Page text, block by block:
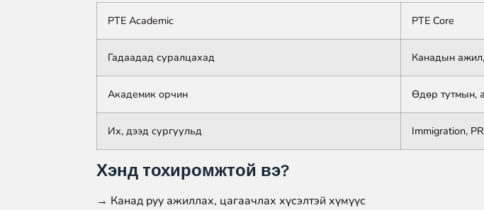
PTE Academic PTE Core
Гадаадад суралцахад Канадын
Академик орчин Өдөр тутмын,
Их, дээд сургуульд Immigration,
Хэнд тохиромжтой вэ?
→ Канад руу ажиллах, цагаачлах хүсэлтэй хүмүүс